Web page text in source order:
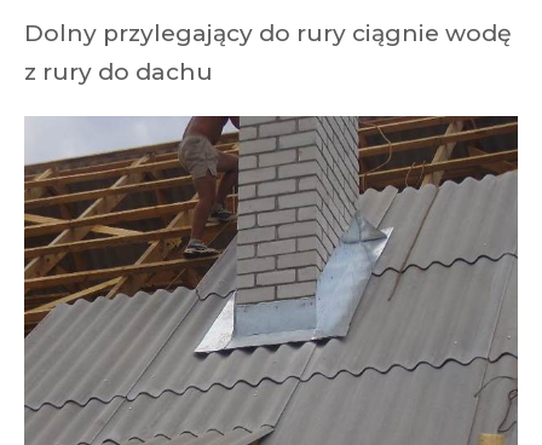
Dolny przylegający do rury ciągnie wodę
z rury do dachu